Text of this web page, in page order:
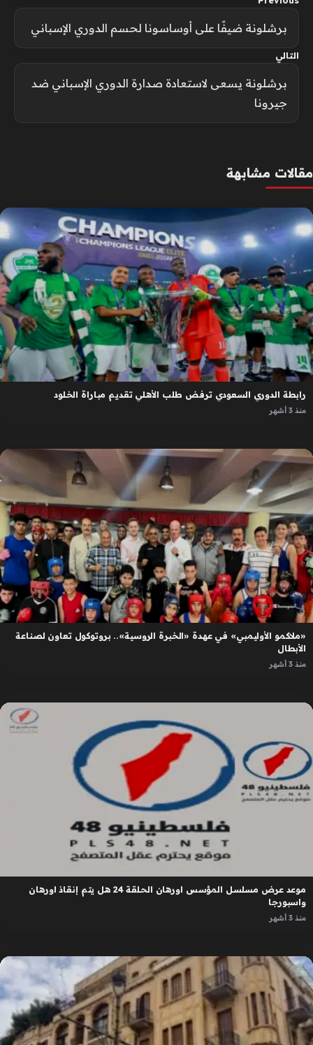
برشلونة ضيفًا على أوساسونا لحسم الدوري الإسباني
التالي
برشلونة يسعى لاستعادة صدارة الدوري الإسباني ضد
جيرونا
مقالات مشابهة
رابطة الدوري السعودي ترفض طلب الأهلي تقديم مباراة الخلود
منذ 3 أشهر
«ملاكمو الأوليمبي» في عهدة «الخبرة الروسية».. بروتوكول تعاون لصناعة
الأبطال
منذ 3 أشهر
موعد عرض مسلسل المؤسس اورهان الحلقة 24 هل يتم إنقاذ اورهان
واسبورجا
منذ 3 أشهر